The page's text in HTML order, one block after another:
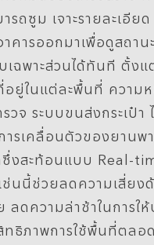
รถซูม เจาะรายละเอีย
คารออกมาเพื่อดูสถาน
เฉพาะส่วนได้ทันที ตั้ง
อยู่ในแต่ละพื้นที่ ความ
วจ ระบบขนส่งกระเป๋า
ารเคลื่อนตัวของยานพ
งสะท้อนแบบ Real-
ช่นนี้ช่วยลดความเสี่ยง
ดความล่าช้าในการให้
ทธิภาพการใช้พื้นที่ตลอ